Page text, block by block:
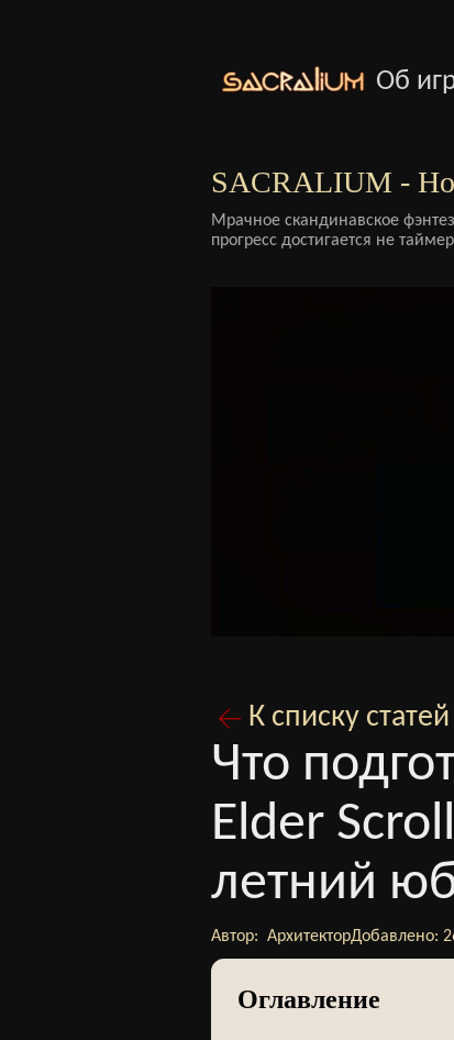
Об
SACRALIUM -
Мрачное скандинавское
прогресс достигается не
К списку статей
Что
Elder
летний
Автор: АрхитекторДобавлено:
Оглавление